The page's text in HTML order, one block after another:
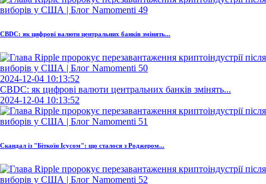
CBDC: як цифрові валюти центральних банків змінять...
2024-12-04 10:13:52
CBDC: як цифрові валюти центральних банків змінять...
2024-12-04 10:13:52
Скандал із "Біткоїн Ісусом": що сталося з Роджером...